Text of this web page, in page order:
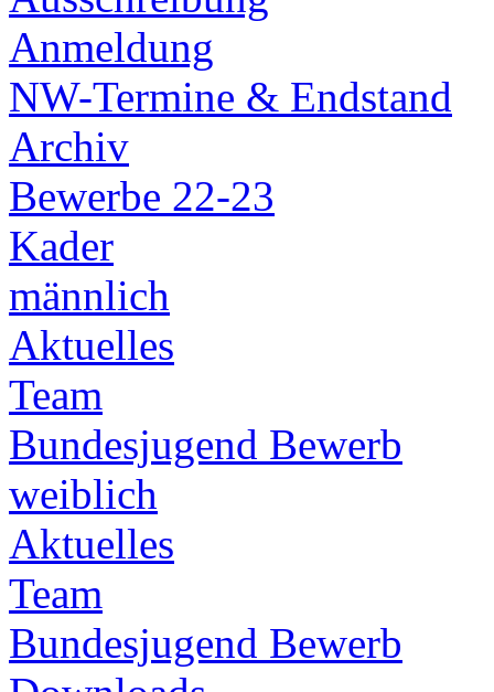
Anmeldung
NW-Termine & Endstand
Archiv
Bewerbe 22-23
Kader
männlich
Aktuelles
Team
Bundesjugend Bewerb
weiblich
Aktuelles
Team
Bundesjugend Bewerb